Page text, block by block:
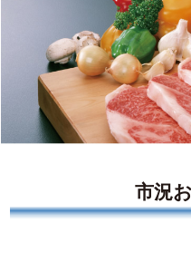
市況